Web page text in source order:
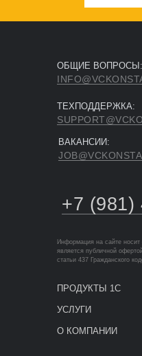
О КОМПАНИИ
УСЛУГИ
ПРОДУКТЫ 1С
ТЕХПОДДЕРЖКА:
+7 (981)
ОБЩИЕ ВОПРОСЫ:
ВАКАНСИИ:
Информация на сайте носит
является публичной
статьи 437 Гражданского